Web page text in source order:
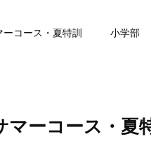
ーコース・夏特訓 小学部
マーコース・夏